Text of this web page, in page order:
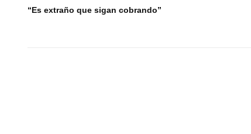
“Es extraño que sigan cobrando”